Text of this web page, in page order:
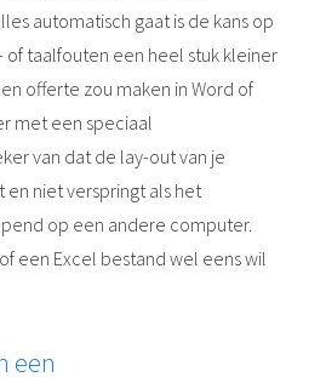
automatisch gaat is de kans op
of taalfouten een heel stuk kleiner
offerte zou maken in Word of
met een speciaal
van dat de lay-out van je
niet verspringt als het
op een andere computer.
een Excel bestand wel eens wil
een